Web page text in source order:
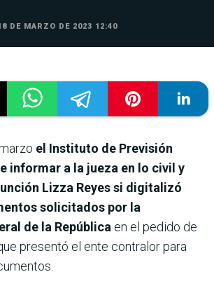
DE MARZO DE 2023 12:40
el Instituto de Previsión
informar a la jueza en lo civil y
Lizza Reyes si digitalizó
solicitados por la
de la República en el pedido de
presentó el ente contralor para